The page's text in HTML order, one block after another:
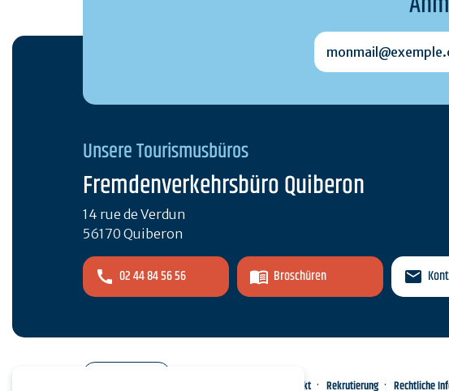
Unsere Tourismusbüros
Fremdenverkehrsbüro Quiberon
14 rue de Verdun
56170 Quiberon
02 44 84 56 56 Broschüren
Kontakt Rekrutierung Rechtliche